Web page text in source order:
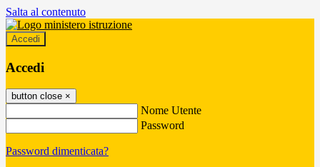
Salta al contenuto
Accedi
Accedi
button close ×
Nome Utente
Password
Password dimenticata?